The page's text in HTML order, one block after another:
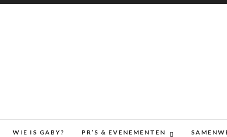
WIE IS GABY? PR’S & EVENEMENTEN